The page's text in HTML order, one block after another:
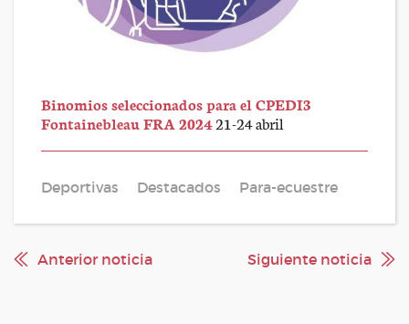
Binomios seleccionados para el CPEDI3
Fontainebleau FRA 202421-24 abril
Deportivas Destacados Para-ecuestre
Anterior noticia Siguiente noticia